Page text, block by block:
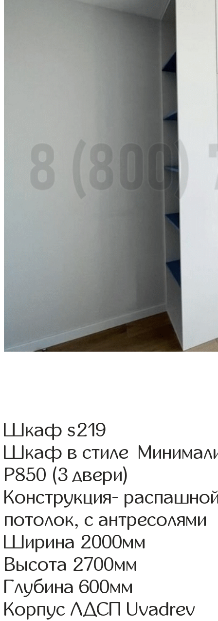
Шкаф s219
Шкаф в стиле
Р850 (3 двери)
Конструкция-
потолок, с антресолями
Ширина 2000мм
Высота 2700мм
Глубина 600мм
Корпус ЛДСП Uvadrev